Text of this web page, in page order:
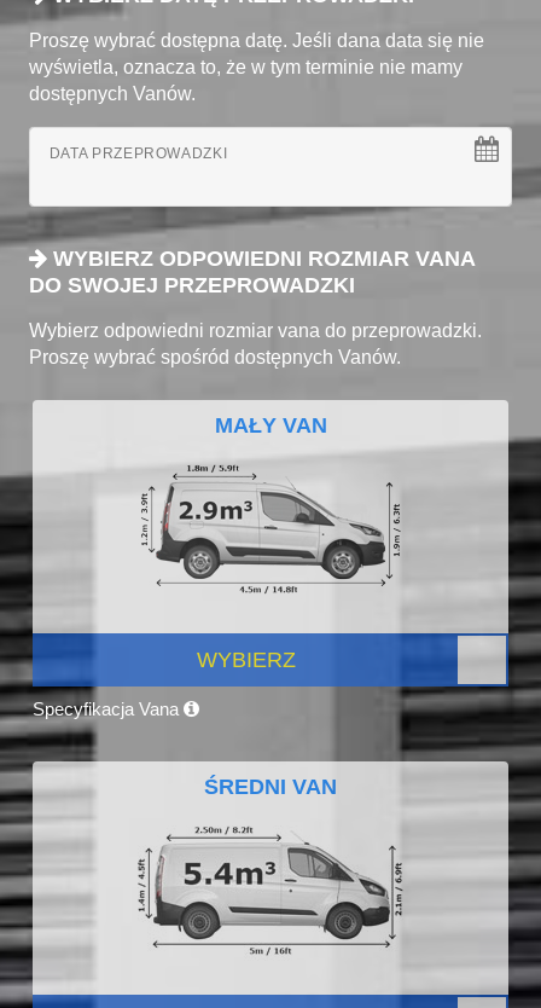
Proszę wybrać dostępna datę. Jeśli dana data się nie
wyświetla, oznacza to, że w tym terminie nie mamy
dostępnych Vanów.
DATA PRZEPROWADZKI
WYBIERZ ODPOWIEDNI ROZMIAR VANA
DO SWOJEJ PRZEPROWADZKI
Wybierz odpowiedni rozmiar vana do przeprowadzki.
Proszę wybrać spośród dostępnych Vanów.
MAŁY VAN
WYBIERZ
Specyfikacja Vana
ŚREDNI VAN